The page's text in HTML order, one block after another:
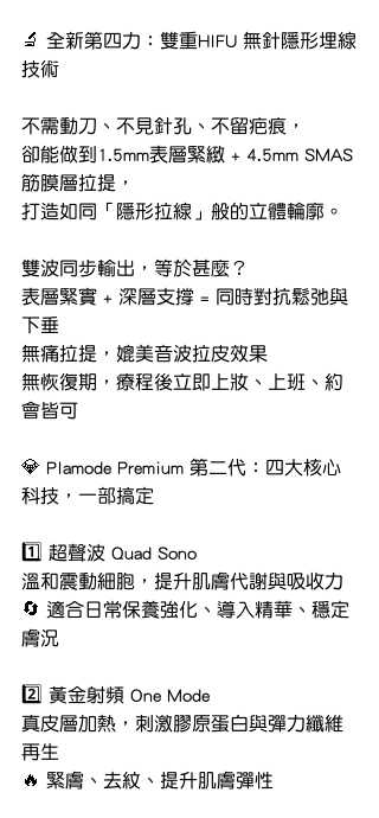
🔬 全新第四力：雙重HIFU 無針隱形埋線
技術
不需動刀、不見針孔、不留疤痕，
卻能做到1.5mm表層緊緻 + 4.5mm SMAS
筋膜層拉提，
打造如同「隱形拉線」般的立體輪廓。
雙波同步輸出，等於甚麼？
表層緊實 + 深層支撐 = 同時對抗鬆弛與
下垂
無痛拉提，媲美音波拉皮效果
無恢復期，療程後立即上妝、上班、約
會皆可
💎 Plamode Premium 第二代：四大核心
科技，一部搞定
1️⃣ 超聲波 Quad Sono
溫和震動細胞，提升肌膚代謝與吸收力
🔄 適合日常保養強化、導入精華、穩定
膚況
2️⃣ 黃金射頻 One Mode
真皮層加熱，刺激膠原蛋白與彈力纖維
再生
🔥 緊膚、去紋、提升肌膚彈性